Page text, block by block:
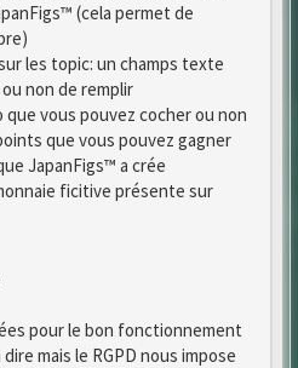
(cela permet de
les topic: un champs texte
non de remplir
vous pouvez cocher ou non
que vous pouvez gagner
JapanFigs™ a crée
ficitive présente sur
pour le bon fonctionnement
mais le RGPD nous impose